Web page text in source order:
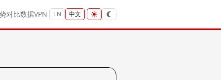
对比数据VPN EN 中文